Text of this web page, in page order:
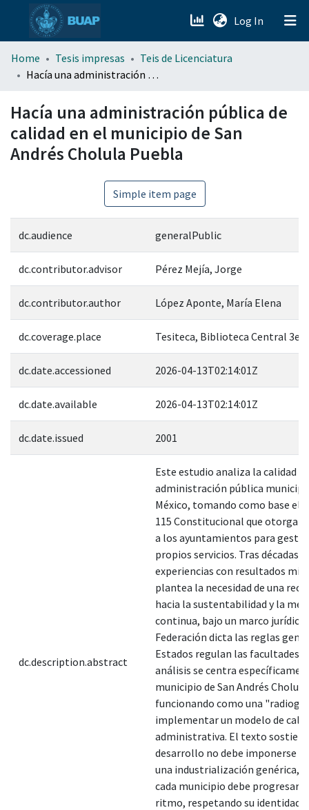
Log In (current)
menu.section.about_menu
Home Tesis impresas
Teis de Licenciatura
Hacía una administración pública de calidad en el municipio de San Andrés Cholula Puebla
Hacía una administración pública de
calidad en el municipio de San
Andrés Cholula Puebla
Simple item page
dc.audience generalPublic
dc.contributor.advisor Pérez Mejía, Jorge
dc.contributor.author López Aponte, María Elena
dc.coverage.place Tesiteca, Biblioteca Central 3er.
dc.date.accessioned 2026-04-13T02:14:01Z
dc.date.available 2026-04-13T02:14:01Z
dc.date.issued 2001
dc.description.abstract
Este estudio analiza la calidad
administración pública
México, tomando como base el
115 Constitucional que otorga
a los ayuntamientos para
propios servicios. Tras décadas
experiencias con resultados
plantea la necesidad de una
hacia la sustentabilidad y la
continua, bajo un marco jurídico
Federación dicta las reglas
Estados regulan las facultades
análisis se centra
municipio de San Andrés
funcionando como una
implementar un modelo de
administrativa. El texto
desarrollo no debe imponerse
una industrialización genérica,
cada municipio debe progresar
ritmo, respetando su identidad